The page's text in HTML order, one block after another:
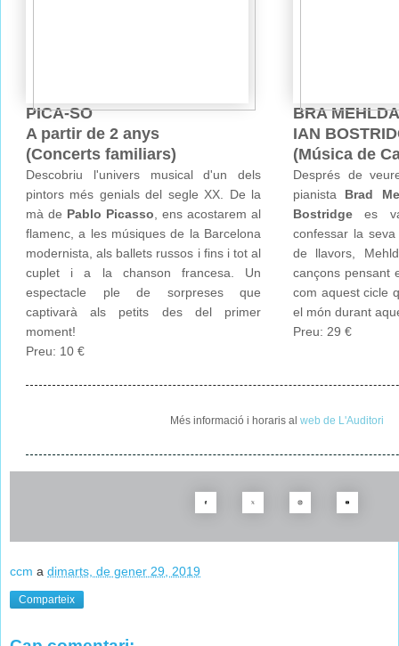
PICA-SO
A partir de 2 anys
(Concerts familiars)
Descobriu l'univers musical d'un dels
pintors més genials del segle XX. De la
mà de Pablo Picasso , ens acostarem al
flamenc, a les músiques de la Barcelona
modernista, als ballets russos i fins i tot al
cuplet i a la chanson francesa. Un
espectacle ple de sorpreses que
captivarà als petits des del primer
moment!
Preu: 10 €
BRA
IAN
(Música de
Després de
pianista Brad
Bostridge es
confessar la
de llavors,
cançons pensant
com aquest cicle
el món durant
Preu: 29 €
Més informació i horaris al web de L'Auditori
ccm a dimarts, de gener 29, 2019
Comparteix